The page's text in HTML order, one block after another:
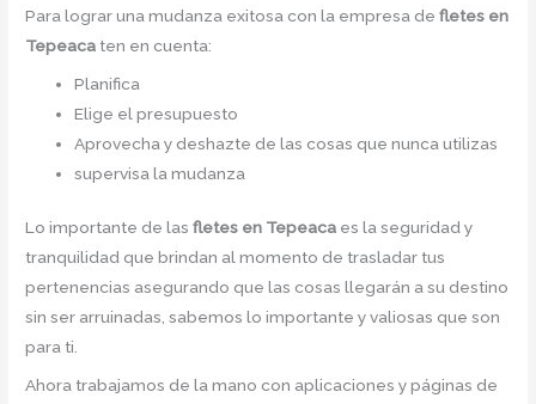
Para lograr una mudanza exitosa con la empresa defletes en
Tepeaca ten en cuenta:
Planifica
Elige el presupuesto
Aprovecha y deshazte de las cosas que nunca utilizas
supervisa la mudanza
Lo importante de lasfletes en Tepeaca es la seguridad y
tranquilidad que brindan al momento de trasladar tus
pertenencias asegurando que las cosas llegarán a su destino
sin ser arruinadas, sabemos lo importante y valiosas que son
para ti.
Ahora trabajamos de la mano con aplicaciones y páginas de